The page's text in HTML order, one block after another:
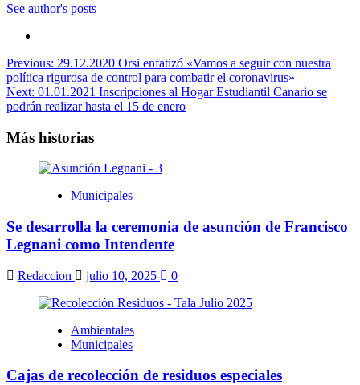
See author's posts
Navegación
de
entradas
Previous: 29.12.2020 Orsi enfatizó «Vamos a seguir con nuestra
política rigurosa de control para combatir el coronavirus»
Next: 01.01.2021 Inscripciones al Hogar Estudiantil Canario se
podrán realizar hasta el 15 de enero
Más historias
Municipales
Se desarrolla la ceremonia de asunción de Francisco
Legnani como Intendente
Redaccion julio 10, 2025 0
Ambientales
Municipales
Cajas de recolección de residuos especiales